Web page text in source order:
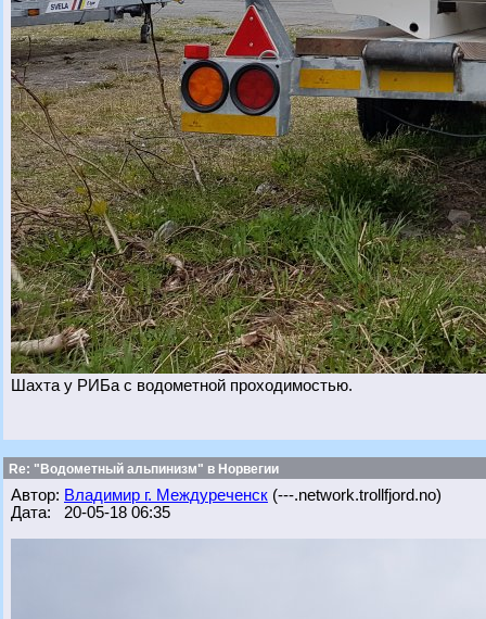
Шахта у РИБа с водометной проходимостью.
Re: "Водометный альпинизм" в Норвегии
Автор: Владимир г. Междуреченск (---.network.trollfjord.no)
Дата: 20-05-18 06:35